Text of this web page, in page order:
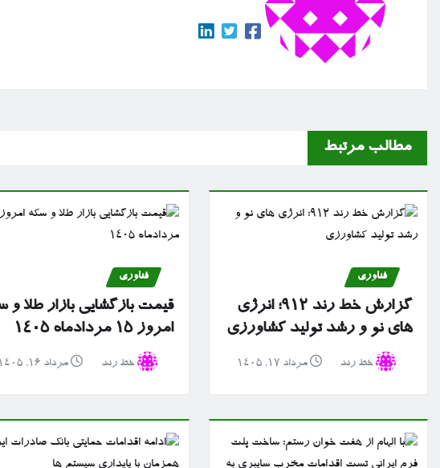
مطالب مرتبط
فناوری
گزارش خط رند ۹۱۲؛ انرژی
های نو و رشد تولید کشاورزی
خط رند مرداد ۱۷, ۱۴۰۵
فناوری
قیمت بازگشایی بازار طلا و
امروز ۱۵ مردادماه ۱۴۰۵
خط رند مرداد ۱۶, ۱۴۰۵